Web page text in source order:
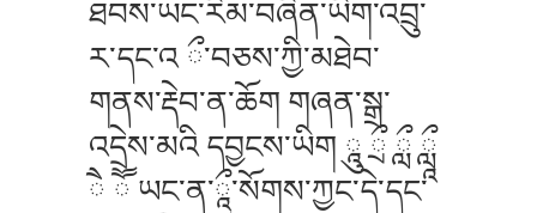
ཐབས་ཡང་རིམ་བཞིན་ཡིག་འབྲུ་
ར་དང་འ ྀ་བཅས་ཀྱི་མཐེབ་
གནས་རྡེབ་ན་ཆོག གཞན་སྒྲ་
འདྲེས་མའི དབྱངས་ཡིག ཱུ ྲྀ ླྀ ཹ
ཻ ཽ ཡང་ན་ཱྀ་སོགས་ཀྱང་དེ་དང་